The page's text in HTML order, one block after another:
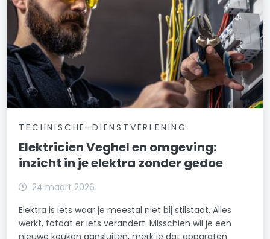
TECHNISCHE-DIENSTVERLENING
Elektricien Veghel en omgeving:
inzicht in je elektra zonder gedoe
24 maart 2026
Elektra is iets waar je meestal niet bij stilstaat. Alles
werkt, totdat er iets verandert. Misschien wil je een
nieuwe keuken aansluiten, merk je dat apparaten